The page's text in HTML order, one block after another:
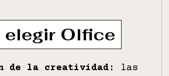
elegir Olfice
de la creatividad:
las